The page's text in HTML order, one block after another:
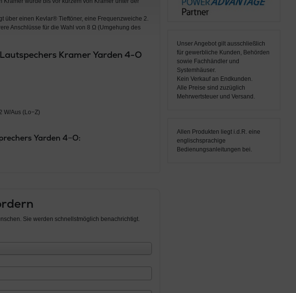
über einen Kevlar® Tieftöner, eine Frequenzweiche 2.
Anschlüsse für die Wahl von 8 Ω (Umgehung des
Kramer Yarden 4-O
W/Aus (Lo−Z)
Yarden 4−O:
Sie werden schnellstmöglich benachrichtigt.
Unser Angebot gilt ausschließlich
für gewerbliche Kunden, Behörden
sowie Fachhändler und
Systemhäuser.
Kein Verkauf an Endkunden.
Alle Preise sind zuzüglich
Mehrwertsteuer und Versand.
Allen Produkten liegt i.d.R. eine
englischsprachige
Bedienungsanleitungen bei.